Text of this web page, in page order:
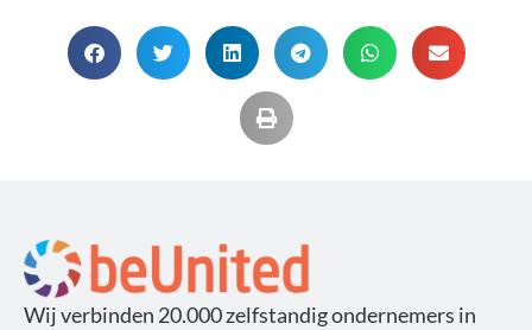
Wij verbinden 20.000 zelfstandig ondernemers in